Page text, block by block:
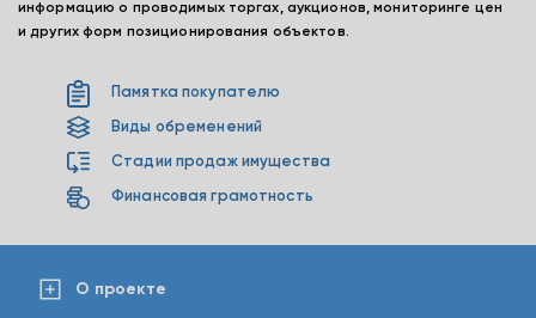
информацию о проводимых торгах, аукционов, мониторинге цен
и других форм позиционирования объектов.
Памятка покупателю
Виды обременений
Стадии продаж имущества
Финансовая грамотность
О проекте